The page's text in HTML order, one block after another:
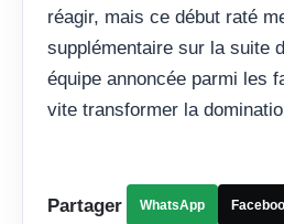
réagir, mais ce début raté
supplémentaire sur la suite
équipe annoncée parmi les
vite transformer la
Partager WhatsApp